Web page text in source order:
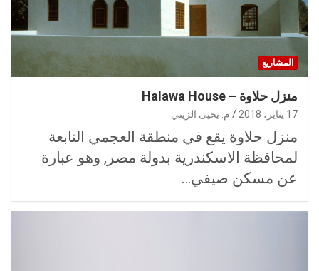
المشاريع
منزل حلاوة – Halawa House
17 يناير، 2018 م. يحيى الزيني
منزل حلاوة يقع في منطقة العجمي التابعة
لمحافظة الاسكندرية بدولة مصر, وهو عبارة
عن مسكن صيفي…